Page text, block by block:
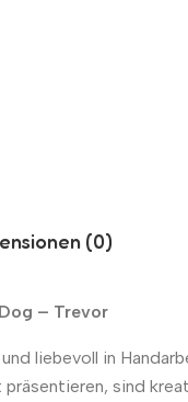
(0)
– Trevor
liebevoll in
sind